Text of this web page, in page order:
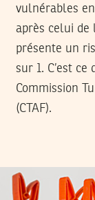
vulnérables
après celui de
présente un
sur 1. C’est
Commission
(CTAF).